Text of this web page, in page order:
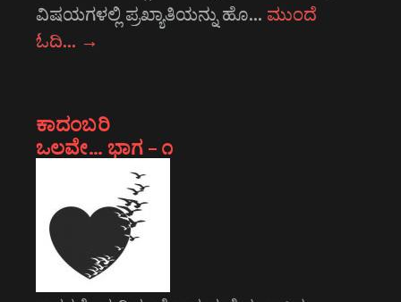
ವಿಷಯಗಳಲ್ಲಿ ಪ್ರಖ್ಯಾತಿಯನ್ನು ಹೊ… ಮುಂದೆ
ಓದಿ… →
ಕಾದಂಬರಿ
ಒಲವೇ… ಭಾಗ – ೧